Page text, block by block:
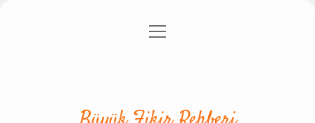
Gizlilik Politikası
menüyü